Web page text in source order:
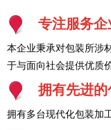
专注服务企
本企业秉承对包装所涉
于与面向社会提供优质
拥有先进
拥有多台现代化包装加